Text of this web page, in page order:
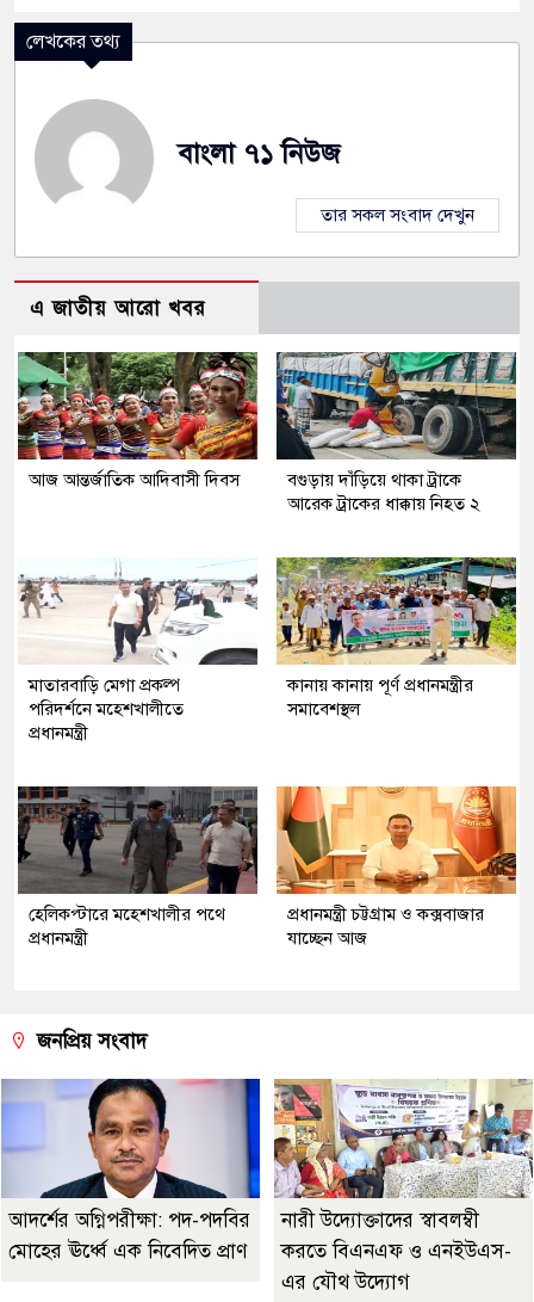
লেখকের তথ্য
বাংলা ৭১ নিউজ
তার সকল সংবাদ দেখুন
এ জাতীয় আরো খবর
আজ আন্তর্জাতিক আদিবাসী দিবস
বগুড়ায় দাঁড়িয়ে থাকা ট্রাকে
আরেক ট্রাকের ধাক্কায় নিহত ২
মাতারবাড়ি মেগা প্রকল্প
পরিদর্শনে মহেশখালীতে
প্রধানমন্ত্রী
কানায় কানায় পূর্ণ প্রধানমন্ত্রীর
সমাবেশস্থল
হেলিকপ্টারে মহেশখালীর পথে
প্রধানমন্ত্রী
প্রধানমন্ত্রী চট্টগ্রাম ও কক্সবাজার
যাচ্ছেন আজ
জনপ্রিয় সংবাদ
আদর্শের অগ্নিপরীক্ষা: পদ-পদবির
মোহের ঊর্ধ্বে এক নিবেদিত প্রাণ
নারী উদ্যোক্তাদের স্বাবলম্বী
করতে বিএনএফ ও এনইউএস-
এর যৌথ উদ্যোগ